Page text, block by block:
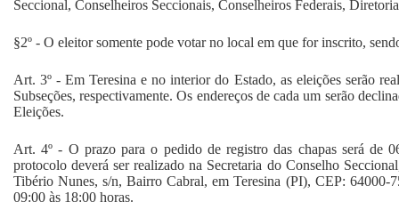
Seccional, Conselheiros Seccionais, Conselheiros Federais,
§2º - O eleitor somente pode votar no local em que for inscrito,
Art. 3º - Em Teresina e no interior do Estado, as eleições serão
Subseções, respectivamente. Os endereços de cada um serão
Eleições.
Art. 4º - O prazo para o pedido de registro das chapas será de
protocolo deverá ser realizado na Secretaria do Conselho
Tibério Nunes, s/n, Bairro Cabral, em Teresina (PI), CEP: 64000-
09:00 às 18:00 horas.